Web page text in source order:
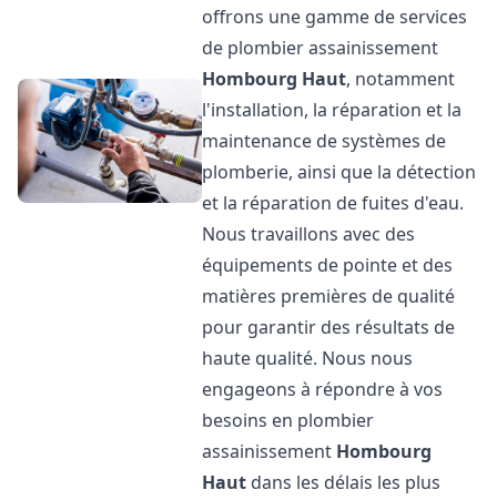
offrons une gamme de services
de plombier assainissement
Hombourg Haut, notamment
l'installation, la réparation et la
maintenance de systèmes de
plomberie, ainsi que la détection
et la réparation de fuites d'eau.
Nous travaillons avec des
équipements de pointe et des
matières premières de qualité
pour garantir des résultats de
haute qualité. Nous nous
engageons à répondre à vos
besoins en plombier
assainissement Hombourg
Haut dans les délais les plus